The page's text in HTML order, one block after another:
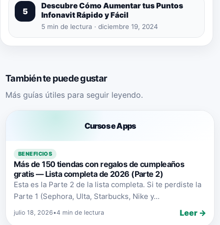
5
Descubre Cómo Aumentar tus Puntos
Infonavit Rápido y Fácil
5 min de lectura · diciembre 19, 2024
También te puede gustar
Más guías útiles para seguir leyendo.
Cursos e Apps
BENEFICIOS
Más de 150 tiendas con regalos de cumpleaños
gratis — Lista completa de 2026 (Parte 2)
Esta es la Parte 2 de la lista completa. Si te perdiste la
Parte 1 (Sephora, Ulta, Starbucks, Nike y...
julio 18, 2026•4 min de lectura Leer →